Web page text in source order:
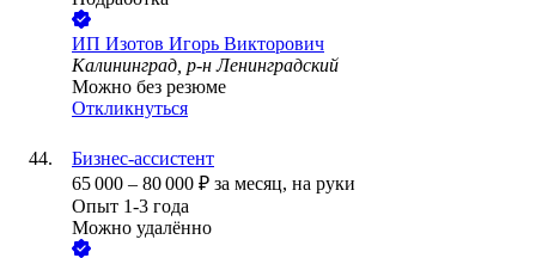
ИП Изотов Игорь Викторович
Калининград, р-н Ленинградский
Можно без резюме
Откликнуться
Бизнес-ассистент
65 000 – 80 000 ₽ за месяц, на руки
Опыт 1-3 года
Можно удалённо